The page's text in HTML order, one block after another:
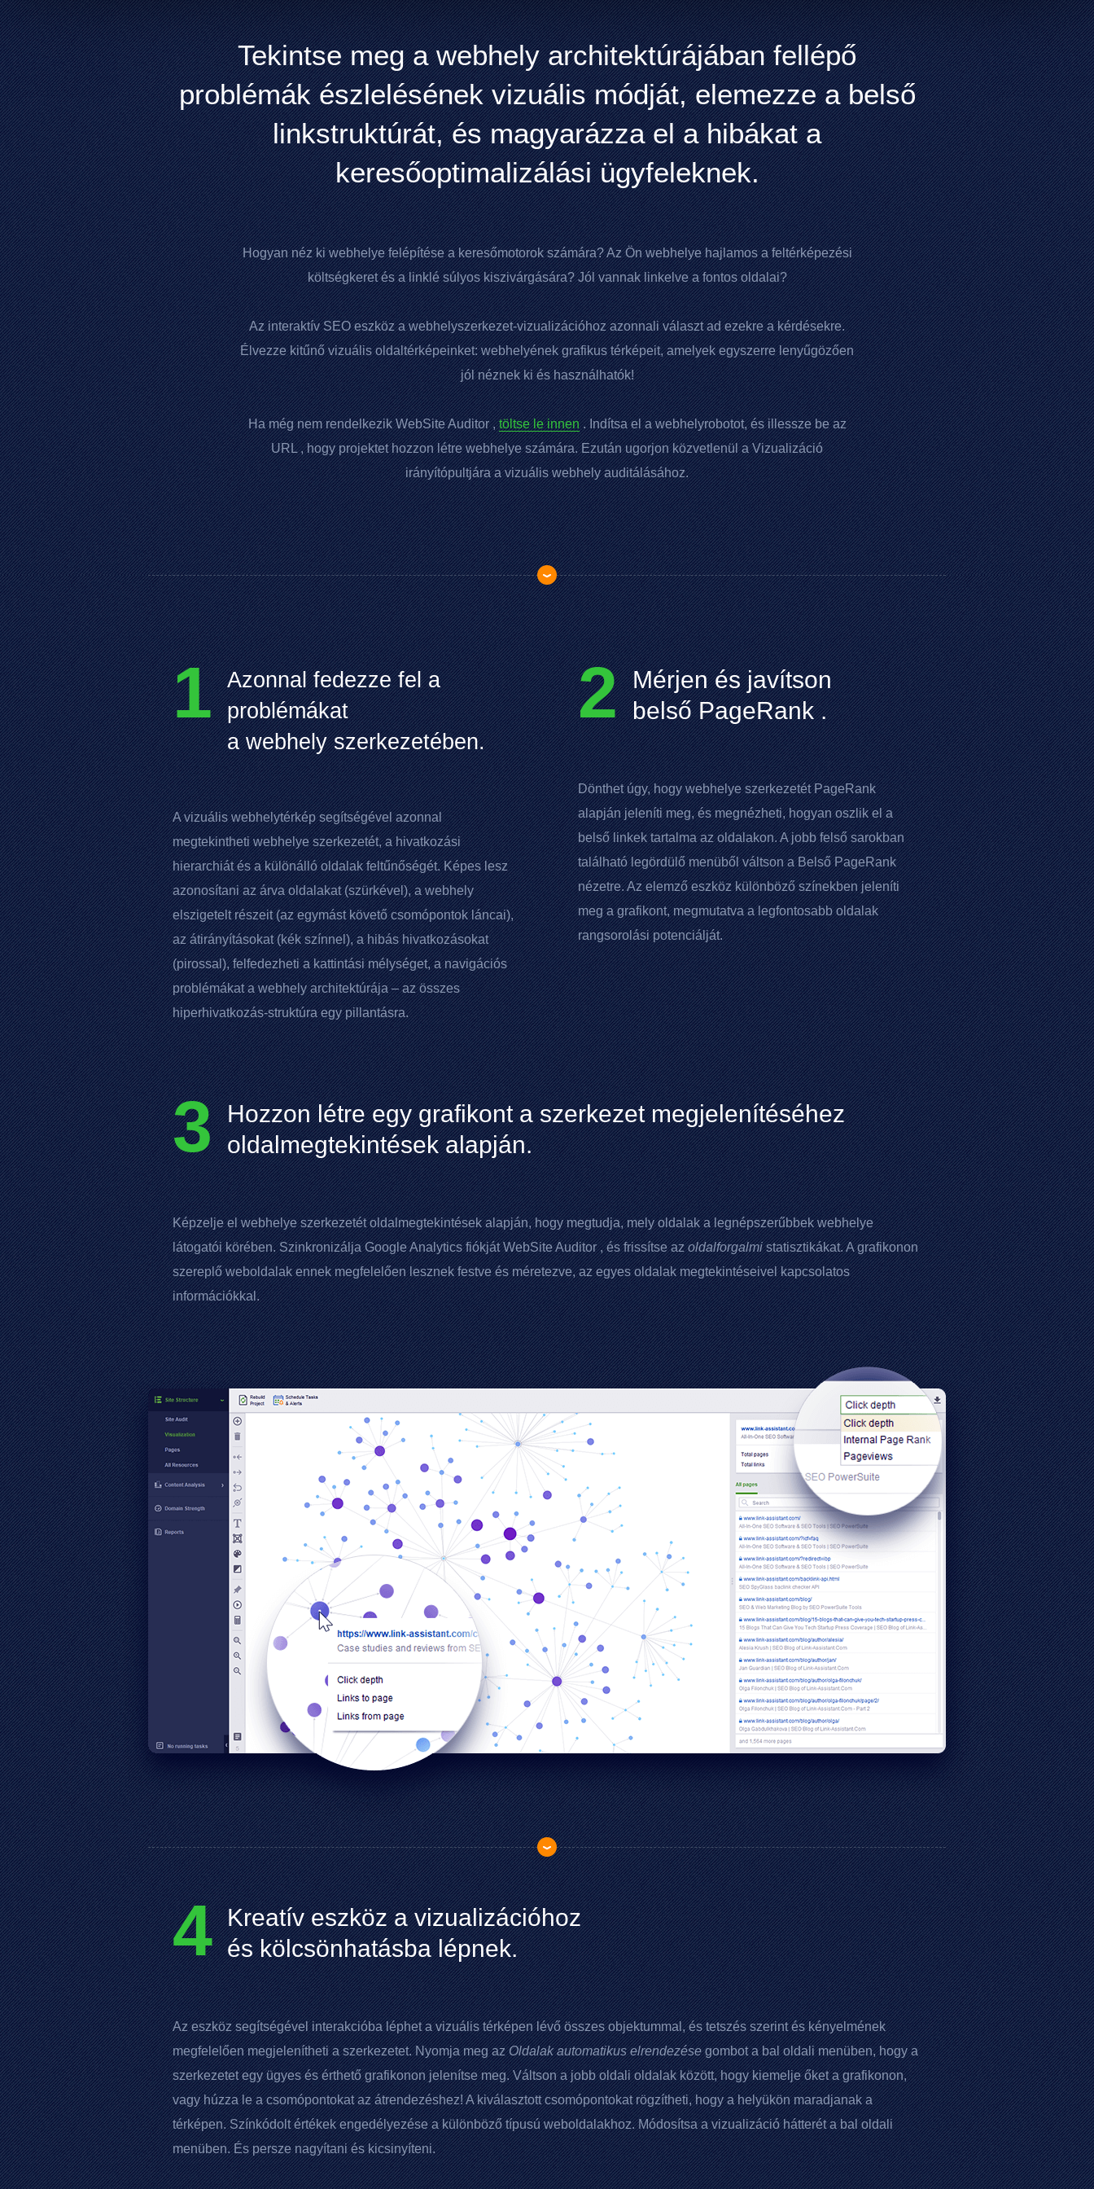
Tekintse meg a webhely architektúrájában fellépő
problémák észlelésének vizuális módját, elemezze a belső
linkstruktúrát, és magyarázza el a hibákat a
keresőoptimalizálási ügyfeleknek.
Hogyan néz ki webhelye felépítése a keresőmotorok számára? Az Ön webhelye hajlamos a feltérképezési
költségkeret és a linklé súlyos kiszivárgására? Jól vannak linkelve a fontos oldalai?
Az interaktív SEO eszköz a webhelyszerkezet-vizualizációhoz azonnali választ ad ezekre a kérdésekre.
Élvezze kitűnő vizuális oldaltérképeinket: webhelyének grafikus térképeit, amelyek egyszerre lenyűgözően
jól néznek ki és használhatók!
Ha még nem rendelkezikWebSite Auditor,töltse le innen. Indítsa el a webhelyrobotot, és illessze be az
URL, hogy projektet hozzon létre webhelye számára. Ezután ugorjon közvetlenül a Vizualizáció
irányítópultjára a vizuális webhely auditálásához.
1 Azonnal fedezze fel a
problémákat
a webhely szerkezetében.
A vizuális webhelytérkép segítségével azonnal
megtekintheti webhelye szerkezetét, a hivatkozási
hierarchiát és a különálló oldalak feltűnőségét. Képes lesz
azonosítani az árva oldalakat (szürkével), a webhely
elszigetelt részeit (az egymást követő csomópontok láncai),
az átirányításokat (kék színnel), a hibás hivatkozásokat
(pirossal), felfedezheti a kattintási mélységet, a navigációs
problémákat a webhely architektúrája – az összes
hiperhivatkozás-struktúra egy pillantásra.
2 Mérjen és javítson
belsőPageRank.
Dönthet úgy, hogy webhelye szerkezetétPageRank
alapján jeleníti meg, és megnézheti, hogyan oszlik el a
belső linkek tartalma az oldalakon. A jobb felső sarokban
található legördülő menüből váltson a BelsőPageRank
nézetre. Az elemző eszköz különböző színekben jeleníti
meg a grafikont, megmutatva a legfontosabb oldalak
rangsorolási potenciálját.
3 Hozzon létre egy grafikont a szerkezet megjelenítéséhez
oldalmegtekintések alapján.
Képzelje el webhelye szerkezetét oldalmegtekintések alapján, hogy megtudja, mely oldalak a legnépszerűbbek webhelye
látogatói körében. SzinkronizáljaGoogle AnalyticsfiókjátWebSite Auditor, és frissítse azoldalforgalmistatisztikákat. A grafikonon
szereplő weboldalak ennek megfelelően lesznek festve és méretezve, az egyes oldalak megtekintéseivel kapcsolatos
információkkal.
4 Kreatív eszköz a vizualizációhoz
és kölcsönhatásba lépnek.
Az eszköz segítségével interakcióba léphet a vizuális térképen lévő összes objektummal, és tetszés szerint és kényelmének
megfelelően megjelenítheti a szerkezetet. Nyomja meg azOldalak automatikus elrendezésegombot a bal oldali menüben, hogy a
szerkezetet egy ügyes és érthető grafikonon jelenítse meg. Váltson a jobb oldali oldalak között, hogy kiemelje őket a grafikonon,
vagy húzza le a csomópontokat az átrendezéshez! A kiválasztott csomópontokat rögzítheti, hogy a helyükön maradjanak a
térképen. Színkódolt értékek engedélyezése a különböző típusú weboldalakhoz. Módosítsa a vizualizáció hátterét a bal oldali
menüben. És persze nagyítani és kicsinyíteni.